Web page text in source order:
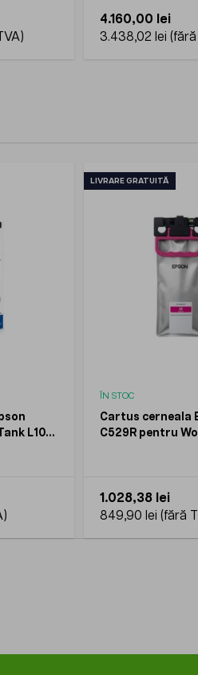
4.160,00 lei
3.438,02 lei
L100
LIVRARE GRATUITĂ
ÎN STOC
Cartus cerneala
C529R pentru
1.028,38 lei
849,90 lei